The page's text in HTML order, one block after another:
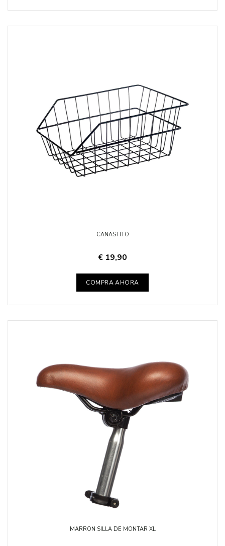
CANASTITO
€ 19,90
COMPRA AHORA
MARRON SILLA DE MONTAR XL